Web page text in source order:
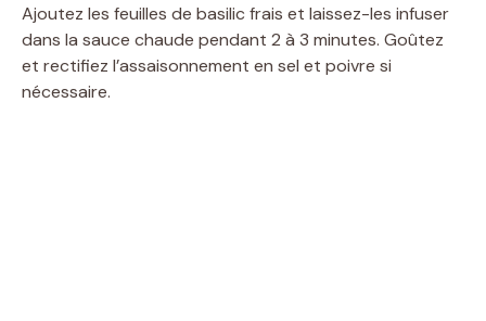
Ajoutez les feuilles de basilic frais et laissez-les infuser
dans la sauce chaude pendant 2 à 3 minutes. Goûtez
et rectifiez l’assaisonnement en sel et poivre si
nécessaire.